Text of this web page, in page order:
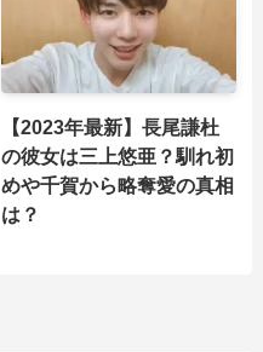
【2023年最新】長尾謙杜
の彼女は三上悠亜？馴れ初
めや千賀から略奪愛の真相
は？